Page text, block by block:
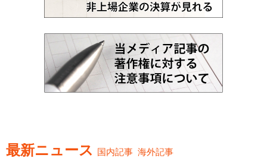
最新ニュース 国内記事 海外記事